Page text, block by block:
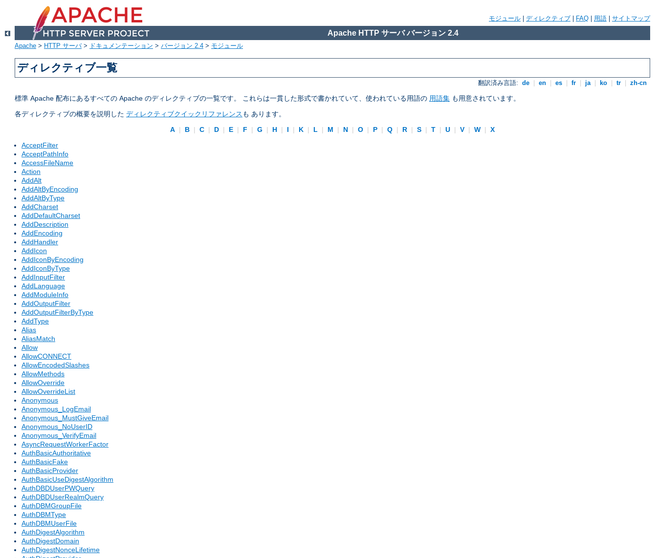
モジュール ディレクティブ FAQ 用語 サイトマップ
Apache HTTP サーバ バージョン 2.4
Apache > HTTP サーバ> ドキュメンテーション > バージョン 2.4 > モジュール
ディレクティブ一覧
翻訳済み言語: de en es fr ja ko tr zh-cn
標準 Apache 配布にあるすべての Apache のディレクティブの一覧です。 これらは一貫した形式で書かれていて、使われている用語の 用語集 も用意されています。
各ディレクティブの概要を説明した ディレクティブクイックリファレンス も あります。
A | B | C | D | E | F | G | H | I | K | L | M | N | O | P | Q | R | S | T | U | V | W |
X
AcceptFilter
AcceptPathInfo
AccessFileName
Action
AddAlt
AddAltByEncoding
AddAltByType
AddCharset
AddDefaultCharset
AddDescription
AddEncoding
AddHandler
AddIcon
AddIconByEncoding
AddIconByType
AddInputFilter
AddLanguage
AddModuleInfo
AddOutputFilter
AddOutputFilterByType
AddType
Alias
AliasMatch
Allow
AllowCONNECT
AllowEncodedSlashes
AllowMethods
AllowOverride
AllowOverrideList
Anonymous
Anonymous_LogEmail
Anonymous_MustGiveEmail
Anonymous_NoUserID
Anonymous_VerifyEmail
AsyncRequestWorkerFactor
AuthBasicAuthoritative
AuthBasicFake
AuthBasicProvider
AuthBasicUseDigestAlgorithm
AuthDBDUserPWQuery
AuthDBDUserRealmQuery
AuthDBMGroupFile
AuthDBMType
AuthDBMUserFile
AuthDigestAlgorithm
AuthDigestDomain
AuthDigestNonceLifetime